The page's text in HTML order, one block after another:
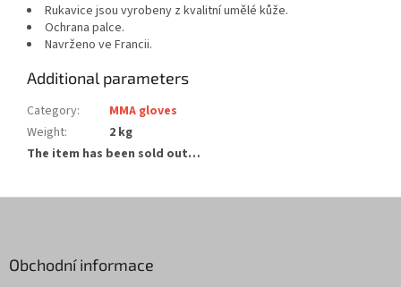
Rukavice jsou vyrobeny z kvalitní umělé kůže.
Ochrana palce.
Navrženo ve Francii.
Additional parameters
Category:
MMA gloves
Weight:
2 kg
The item has been sold out…
Obchodní informace